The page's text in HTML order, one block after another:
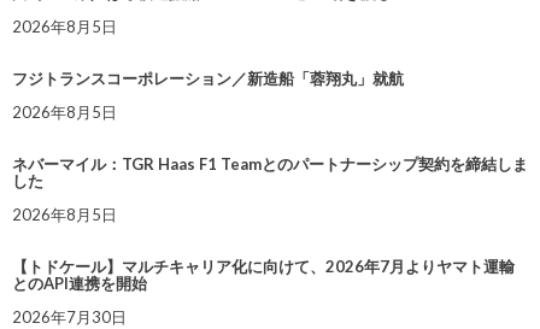
2026年8月5日
フジトランスコーポレーション／新造船「蓉翔丸」就航
2026年8月5日
ネバーマイル：TGR Haas F1 Teamとのパートナーシップ契約を締結しま
した
2026年8月5日
【トドケール】マルチキャリア化に向けて、2026年7月よりヤマト運輸
とのAPI連携を開始
2026年7月30日